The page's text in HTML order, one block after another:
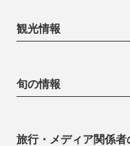
観光情報
旬の情報
旅行・メディア関係者